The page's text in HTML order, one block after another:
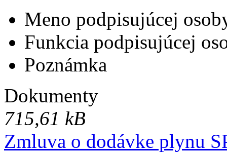
Meno podpisujúcej
Funkcia podpisujúcej
Poznámka
Dokumenty
715,61 kB
Zmluva o dodávke plynu